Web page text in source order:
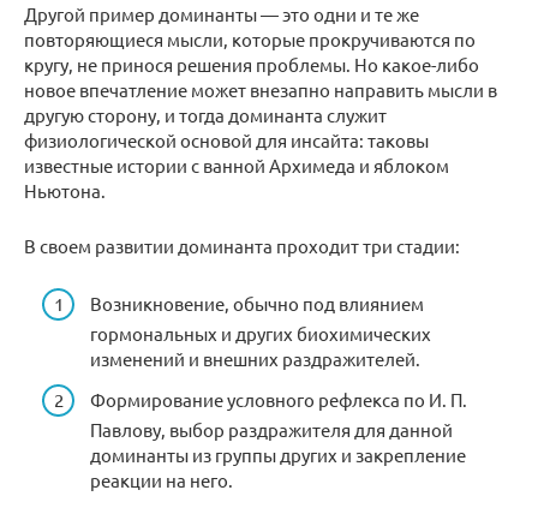
Другой пример доминанты — это одни и те же
повторяющиеся мысли, которые прокручиваются по
кругу, не принося решения проблемы. Но какое-либо
новое впечатление может внезапно направить мысли в
другую сторону, и тогда доминанта служит
физиологической основой для инсайта: таковы
известные истории с ванной Архимеда и яблоком
Ньютона.
В своем развитии доминанта проходит три стадии:
Возникновение, обычно под влиянием
гормональных и других биохимических
изменений и внешних раздражителей.
Формирование условного рефлекса по И. П.
Павлову, выбор раздражителя для данной
доминанты из группы других и закрепление
реакции на него.